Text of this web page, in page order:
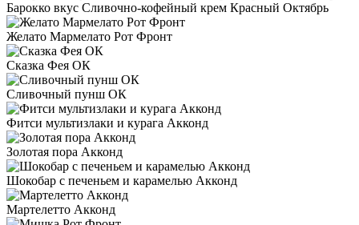
Барокко вкус Сливочно-кофейный крем Красный Октябрь
Желато Мармелато Рот Фронт
Сказка Фея ОК
Сливочный пунш ОК
Фитси мультизлаки и курага Акконд
Золотая пора Акконд
Шокобар с печеньем и карамелью Акконд
Мартелетто Акконд